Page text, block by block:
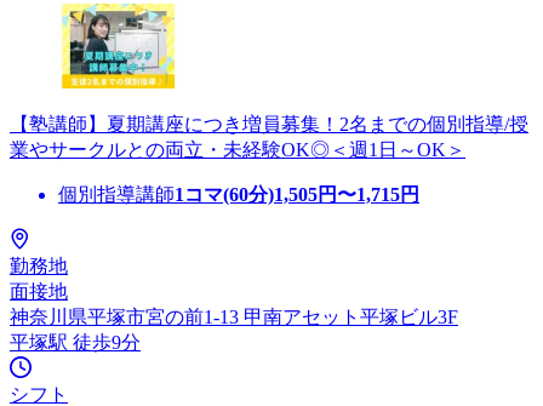
【塾講師】夏期講座につき増員募集！2名までの個別指導/授
業やサークルとの両立・未経験OK◎＜週1日～OK＞
個別指導講師1コマ(60分)1,505円〜1,715円
勤務地
面接地
神奈川県平塚市宮の前1-13 甲南アセット平塚ビル3F
平塚駅 徒歩9分
シフト